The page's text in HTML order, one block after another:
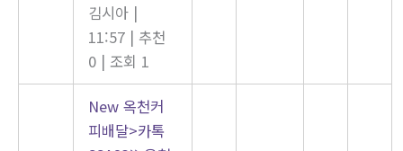
김시아 |
11:57 | 추천
0 | 조회 1
New 옥천커
피배달>카톡